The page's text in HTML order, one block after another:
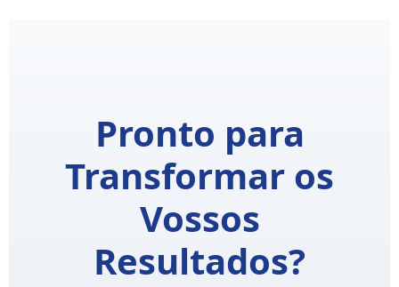
Pronto para
Transformar os
Vossos
Resultados?